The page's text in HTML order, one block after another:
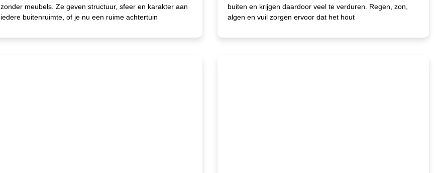
zonder meubels. Ze geven structuur, sfeer en karakter aan
iedere buitenruimte, of je nu een ruime achtertuin
buiten en krijgen daardoor veel te verduren. Regen, zon,
algen en vuil zorgen ervoor dat het hout